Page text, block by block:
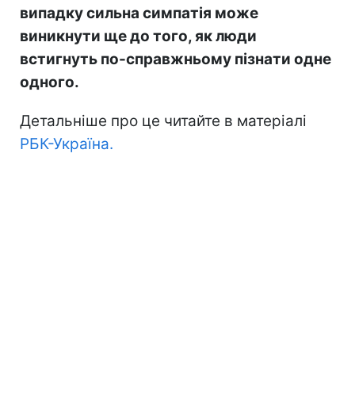
випадку сильна симпатія може
виникнути ще до того, як люди
встигнуть по-справжньому пізнати одне
одного.
Детальніше про це читайте в матеріалі
РБК-Україна.